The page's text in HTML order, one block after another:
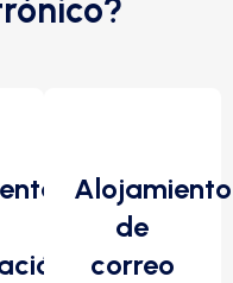
Alojamiento
de
correo